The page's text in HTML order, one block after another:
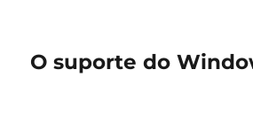
O suporte do